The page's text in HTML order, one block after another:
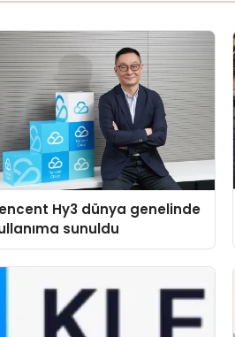
Hy3 dünya genelinde
sunuldu